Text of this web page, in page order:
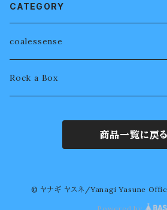
CATEGORY
coalessense
Rock a Box
商品一覧に戻る
© ヤナギ ヤスネ/Yanagi Yasune
Powered by